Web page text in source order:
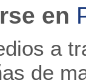
en
a
de